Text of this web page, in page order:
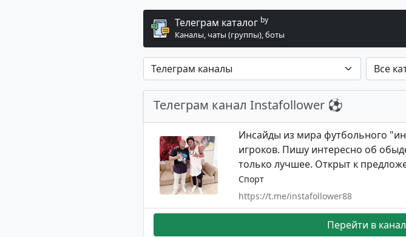
Телеграм каталог by
Каналы, чаты (группы), боты
Телеграм канал Instafollower ⚽️
Инсайды из мира футбольного
игроков. Пишу интересно об
только лучшее. Открыт к
Спорт
https://t.me/instafollower88
Перейти в